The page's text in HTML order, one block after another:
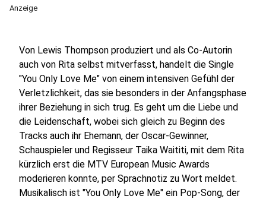
Anzeige
Von Lewis Thompson produziert und als Co-Autorin
auch von Rita selbst mitverfasst, handelt die Single
"You Only Love Me" von einem intensiven Gefühl der
Verletzlichkeit, das sie besonders in der Anfangsphase
ihrer Beziehung in sich trug. Es geht um die Liebe und
die Leidenschaft, wobei sich gleich zu Beginn des
Tracks auch ihr Ehemann, der Oscar-Gewinner,
Schauspieler und Regisseur Taika Waititi, mit dem Rita
kürzlich erst die MTV European Music Awards
moderieren konnte, per Sprachnotiz zu Wort meldet.
Musikalisch ist "You Only Love Me" ein Pop-Song, der